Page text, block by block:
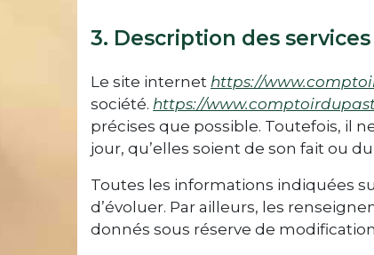
3. Description des
Le site internet https://
société. https://
précises que possible. Toutefois, il
jour, qu’elles soient de son fait ou
Toutes les informations indiquées
d’évoluer. Par ailleurs, les
donnés sous réserve de